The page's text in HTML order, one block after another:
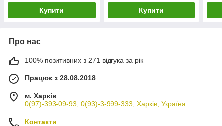
Купити Купити
Про нас
100% позитивних з 271 відгука за рік
Працює з 28.08.2018
м. Харків
0(97)-393-09-93, 0(93)-3-999-333, Харків, Україна
Контакти